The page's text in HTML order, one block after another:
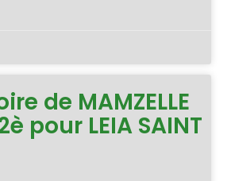
de MAMZELLE
pour LEIA SAINT